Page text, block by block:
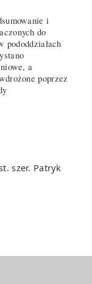
i
do
pododdziałach
a
poprzez
szer. Patryk